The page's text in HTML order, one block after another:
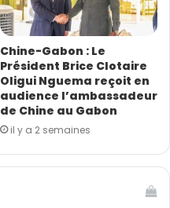
Chine-Gabon : Le
Président Brice Clotaire
Oligui Nguema reçoit en
audience l’ambassadeur
de Chine au Gabon
il y a 2 semaines